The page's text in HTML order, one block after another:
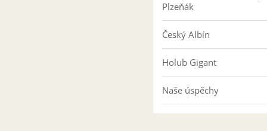
Plzeňák
Český Albín
Holub Gigant
Naše úspěchy